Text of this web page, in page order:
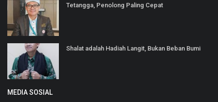
Tetangga, Penolong Paling Cepat
Shalat adalah Hadiah Langit, Bukan Beban Bumi
MEDIA SOSIAL